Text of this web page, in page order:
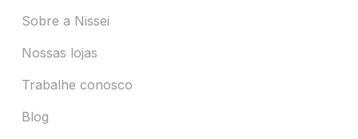
Sobre a Nissei
Nossas lojas
Trabalhe conosco
Blog